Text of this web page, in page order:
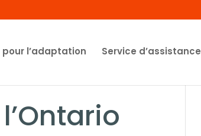
pour l’adaptation Service d’assistance